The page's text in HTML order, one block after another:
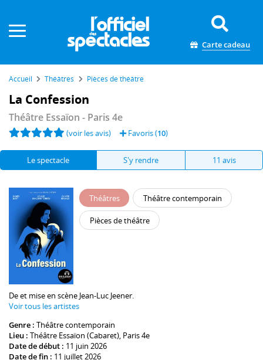
Carte cadeau
Accueil Théâtres Pièces de théâtre
La Confession
Théâtre Essaïon - Paris 4e
(voir les avis) Favoris (10)
Le spectacle S'y rendre 11 avis
Théâtres Théâtre contemporain
Pièces de théâtre
De et mise en scène Jean-Luc Jeener
Voir tous les artistes
Genre : Théâtre contemporain
Lieu : Théâtre Essaïon (Cabaret), Paris 4e
Date de début : 11 juin 2026
Date de fin : 11 juillet 2026